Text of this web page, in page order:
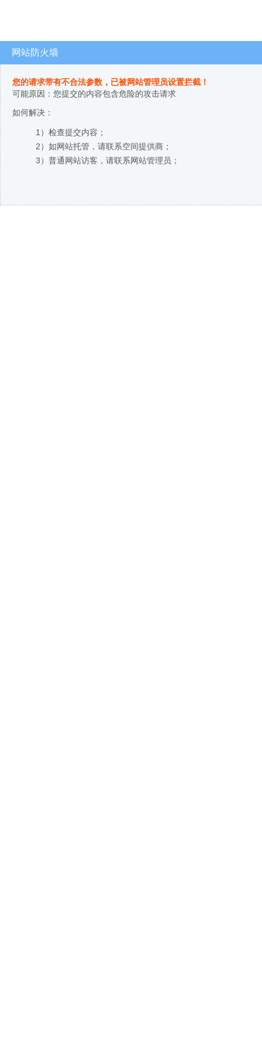
网站防火墙
您的请求带有不合法参数，已被网站管理员设置拦截！
可能原因：您提交的内容包含危险的攻击请求
如何解决：
1）检查提交内容；
2）如网站托管，请联系空间提供商；
3）普通网站访客，请联系网站管理员；